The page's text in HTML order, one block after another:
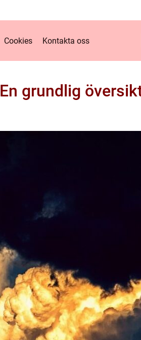
Cookies Kontakta oss
grundlig